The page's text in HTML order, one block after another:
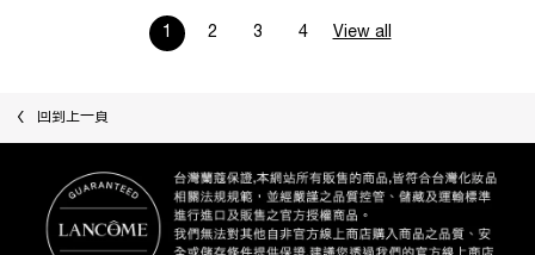
Page 1 of 4. Current page
1 2 3 4 View all
回到上一頁